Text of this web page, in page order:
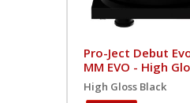
Pro-Ject Debut
MM EVO - High
High Gloss Black